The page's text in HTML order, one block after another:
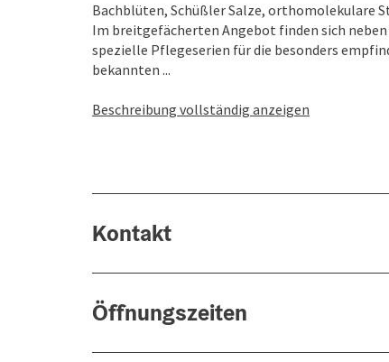
Bachblüten, Schüßler Salze, orthomolekulare
Im breitgefächerten Angebot finden sich
spezielle Pflegeserien für die besonders
bekannten ...
Beschreibung vollständig anzeigen
Kontakt
Öffnungszeiten